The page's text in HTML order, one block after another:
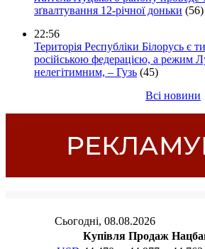
зґвалтування 12-річної доньки (56)
22:56
Територія Республіки Білорусь є
російською федерацією, а режим
нелегітимним, – Гузь (45)
Всі новини